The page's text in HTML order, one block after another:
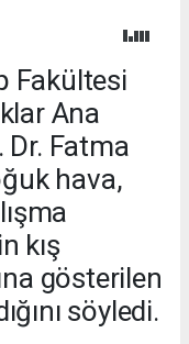
Fakültesi
Ana
Dr. Fatma
hava,
kış
gösterilen
söyledi.